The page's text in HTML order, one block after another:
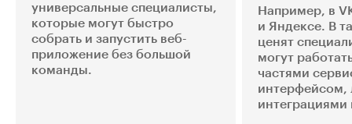
универсальные специалисты,
которые могут быстро
собрать и запустить веб-
приложение без большой
команды.
Например, в
и Яндексе. В
ценят
могут
частями
интерфейсом,